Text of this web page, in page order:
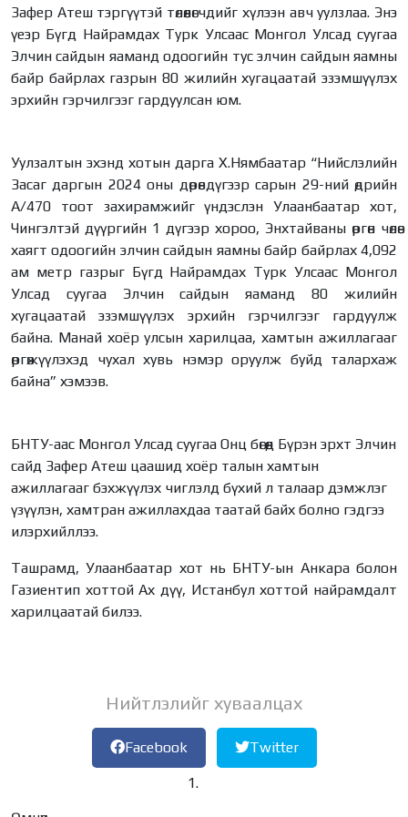
Зафер Атеш тэргүүтэй төлөөлөгчдийг хүлээн авч уулзлаа. Энэ
үеэр Бүгд Найрамдах Турк Улсаас Монгол Улсад суугаа
Элчин сайдын яаманд одоогийн тус элчин сайдын яамны
байр байрлах газрын 80 жилийн хугацаатай эзэмшүүлэх
эрхийн гэрчилгээг гардуулсан юм.
Уулзалтын эхэнд хотын дарга Х.Нямбаатар “Нийслэлийн
Засаг даргын 2024 оны дөрөвдүгээр сарын 29-ний өдрийн
А/470 тоот захирамжийг үндэслэн Улаанбаатар хот,
Чингэлтэй дүүргийн 1 дүгээр хороо, Энхтайваны өргөн чөлөө
хаягт одоогийн элчин сайдын яамны байр байрлах 4,092
ам метр газрыг Бүгд Найрамдах Турк Улсаас Монгол
Улсад суугаа Элчин сайдын яаманд 80 жилийн
хугацаатай эзэмшүүлэх эрхийн гэрчилгээг гардуулж
байна. Манай хоёр улсын харилцаа, хамтын ажиллагааг
өргөжүүлэхэд чухал хувь нэмэр оруулж буйд талархаж
байна” хэмээв.
БНТУ-аас Монгол Улсад суугаа Онц бөгөөд Бүрэн эрхт Элчин
сайд Зафер Атеш цаашид хоёр талын хамтын
ажиллагааг бэхжүүлэх чиглэлд бүхий л талаар дэмжлэг
үзүүлэн, хамтран ажиллахдаа таатай байх болно гэдгээ
илэрхийллээ.
Ташрамд, Улаанбаатар хот нь БНТУ-ын Анкара болон
Газиентип хоттой Ах дүү, Истанбул хоттой найрамдалт
харилцаатай билээ.
Нийтлэлийг хуваалцах
Facebook Twitter